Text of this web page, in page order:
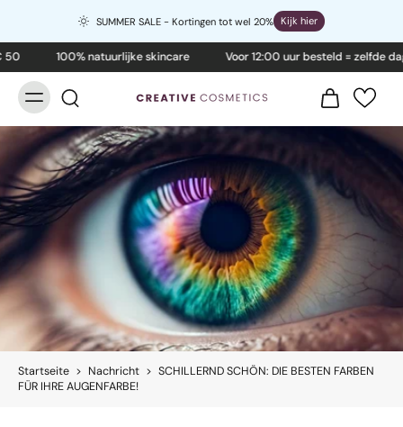
SUMMER SALE - Kortingen tot wel 20% Kijk hier
100% natuurlijke skincare Voor 12:00 uur besteld = zelfde
Startseite > Nachricht > SCHILLERND SCHÖN: DIE BESTEN FARBEN
FÜR IHRE AUGENFARBE!